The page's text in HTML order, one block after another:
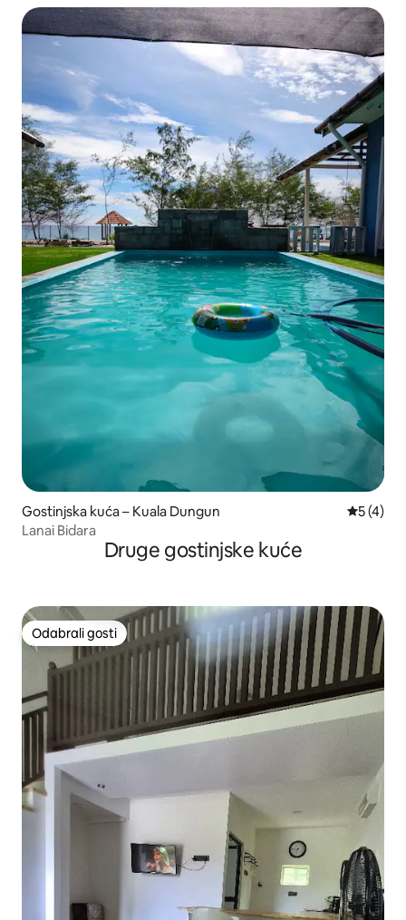
Gostinjska kuća – Kuala Dungun
5 (4)
Lanai Bidara
Druge gostinjske kuće
Odabrali gosti
Odabrali gosti